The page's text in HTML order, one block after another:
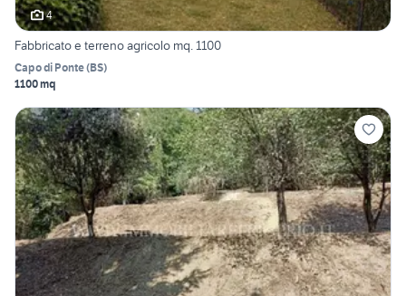
4
Fabbricato e terreno agricolo mq. 1100
Capo di Ponte(BS)
1100 mq